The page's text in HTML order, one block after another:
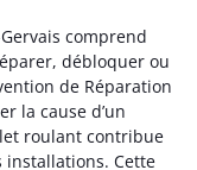
comprend
débloquer ou
de Réparation
la cause d’un
roulant contribue
Cette